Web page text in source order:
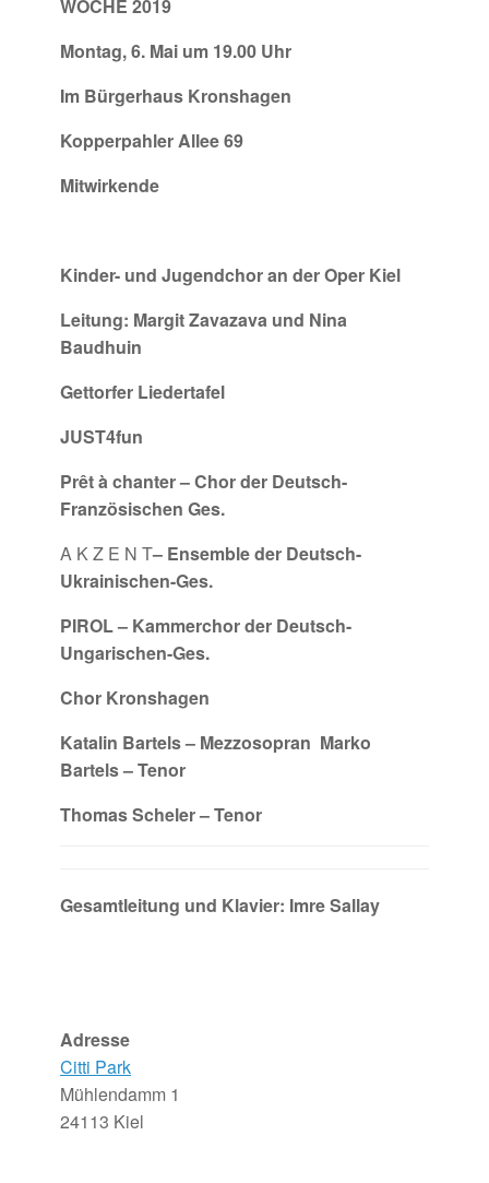
WOCHE 2019
Montag, 6. Mai um 19.00 Uhr
Im Bürgerhaus Kronshagen
Kopperpahler Allee 69
Mitwirkende
Kinder- und Jugendchor an der Oper Kiel
Leitung: Margit Zavazava und Nina
Baudhuin
Gettorfer Liedertafel
JUST4fun
Prêt à chanter – Chor der Deutsch-
Französischen Ges.
A K Z E N T– Ensemble der Deutsch-
Ukrainischen-Ges.
PIROL – Kammerchor der Deutsch-
Ungarischen-Ges.
Chor Kronshagen
Katalin Bartels – Mezzosopran Marko
Bartels – Tenor
Thomas Scheler – Tenor
Gesamtleitung und Klavier: Imre Sallay
Adresse
Citti Park
Mühlendamm 1
24113 Kiel